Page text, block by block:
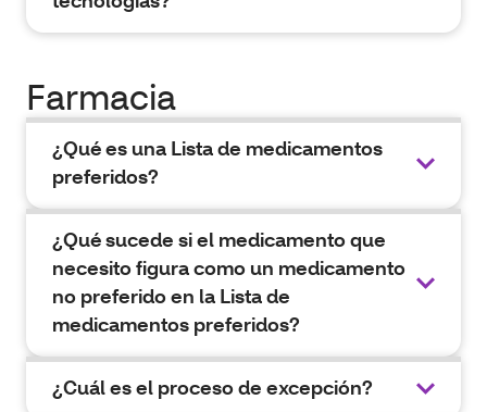
Farmacia
¿Qué es una Lista de medicamentos
preferidos?
¿Qué sucede si el medicamento que
necesito figura como un medicamento
no preferido en la Lista de
medicamentos preferidos?
¿Cuál es el proceso de excepción?